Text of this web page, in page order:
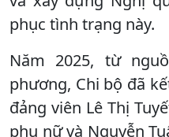
phục tình trạng này.
Năm 2025, từ
phương, Chi bộ đã
đảng viên Lê Thị
phụ nữ và Nguyễn